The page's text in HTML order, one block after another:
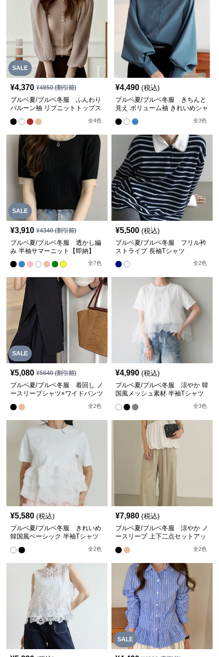
SALE
¥4,370 ¥4850(割引前)
ブルベ夏/ブルベ冬服 ふんわり
バルーン袖 リブニットトップス
全4色
¥4,490 (税込)
ブルベ夏/ブルベ冬服 きちんと
見え ボリューム袖 きれいめシャ
全3色
SALE
¥3,910 ¥4340(割引前)
ブルベ夏/ブルベ冬服 透かし編
み 半袖サマーニット【即納】
全7色
¥5,500 (税込)
ブルベ夏/ブルベ冬服 フリル衿
ストライプ 長袖Tシャツ
全2色
SALE
¥5,080 ¥5640(割引前)
ブルベ夏/ブルベ冬服 着回し ノ
ースリーブシャツ×ワイドパンツ
全2色
¥4,990 (税込)
ブルベ夏/ブルベ冬服 涼やか 韓
国風メッシュ素材 半袖Tシャツ
全3色
¥5,580 (税込)
ブルベ夏/ブルベ冬服 きれいめ
韓国風ベーシック 半袖Tシャツ
全2色
¥7,980 (税込)
ブルベ夏/ブルベ冬服 涼やか ノ
ースリーブ 上下二点セットアッ
全2色
SALE